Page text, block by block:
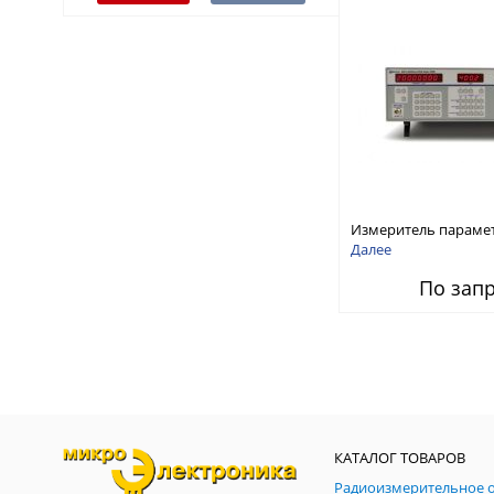
Измеритель
модуляции AM / ЧM
Далее
По
КАТАЛОГ ТОВАРОВ